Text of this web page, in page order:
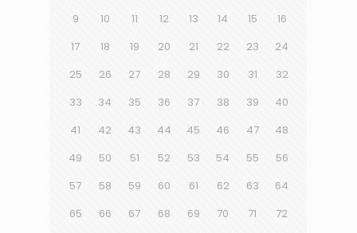
9
10 11 12 13 14 15
16
17
18 19 20 21 22 23
24
25
26 27 28 29 30 31
32
33
34 35 36 37 38 39
40
41
42 43 44 45 46 47
48
49
50 51 52 53 54 55
56
57
58 59 60 61 62 63
64
65
66 67 68 69 70 71
72